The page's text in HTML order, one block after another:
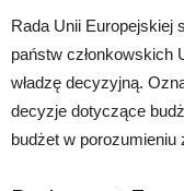
Rada Unii Europejskiej
państw członkowskich
władzę decyzyjną.
decyzje dotyczące
budżet w